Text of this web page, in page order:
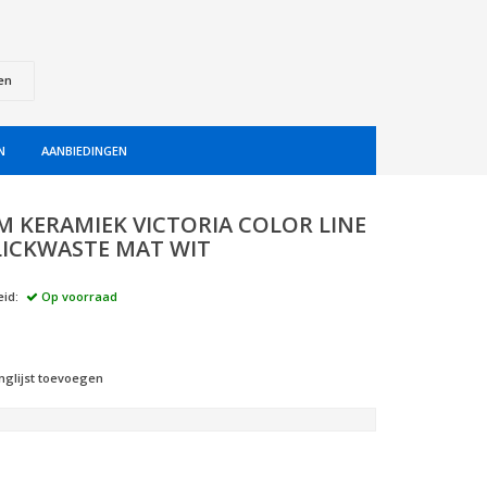
AANBIEDINGEN
KERAMIEK VICTORIA COLOR LINE
MAT WIT
Op voorraad
toevoegen